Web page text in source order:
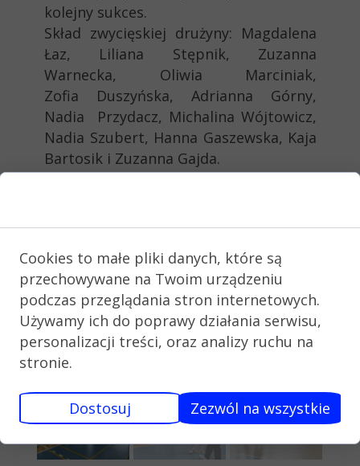
kolejny sukces.
Skład zwycięskiej drużyny: Magdalena
Łaz, Liliana Stępnik, Zuzanna
Warnecka, Oliwia Marciniak,
Zofia Duszyńska, Adrianna Górny,
Nadia Przydacz, Michalina Wójtowicz,
Nadia Szubert, Hanna Gaszewska, Kaja
Bartosik i Zuzanna Gajda.
Cookies to małe pliki danych, które są
przechowywane na Twoim urządzeniu
podczas przeglądania stron internetowych.
Używamy ich do poprawy działania serwisu,
personalizacji treści, oraz analizy ruchu na
stronie.
Dostosuj Zezwól na wszystkie